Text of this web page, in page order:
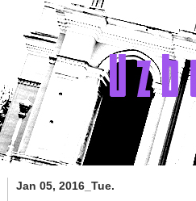
Jan 05, 2016_Tue.